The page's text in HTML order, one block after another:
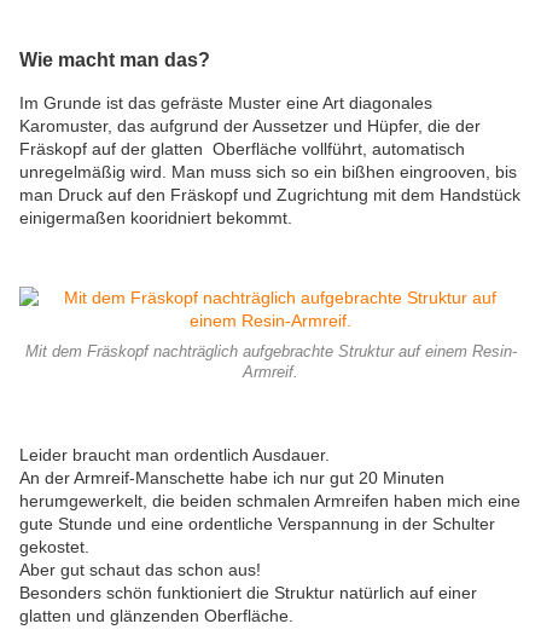
Wie macht man das?
Im Grunde ist das gefräste Muster eine Art diagonales
Karomuster, das aufgrund der Aussetzer und Hüpfer, die der
Fräskopf auf der glatten Oberfläche vollführt, automatisch
unregelmäßig wird. Man muss sich so ein bißhen eingrooven, bis
man Druck auf den Fräskopf und Zugrichtung mit dem Handstück
einigermaßen kooridniert bekommt.
Mit dem Fräskopf nachträglich aufgebrachte Struktur auf einem Resin-
Armreif.
Leider braucht man ordentlich Ausdauer.
An der Armreif-Manschette habe ich nur gut 20 Minuten
herumgewerkelt, die beiden schmalen Armreifen haben mich eine
gute Stunde und eine ordentliche Verspannung in der Schulter
gekostet.
Aber gut schaut das schon aus!
Besonders schön funktioniert die Struktur natürlich auf einer
glatten und glänzenden Oberfläche.